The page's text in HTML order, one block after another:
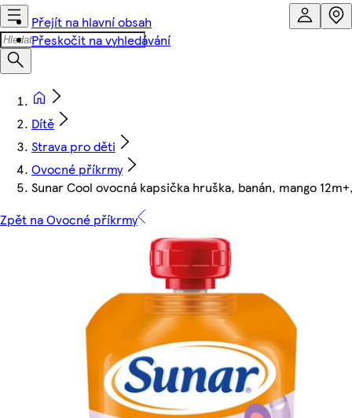
Přejít na hlavní obsah
Přeskočit na vyhledávání
Dítě
Strava pro děti
Ovocné příkrmy
Sunar Cool ovocná kapsička hruška, banán, mango
Zpět na Ovocné příkrmy